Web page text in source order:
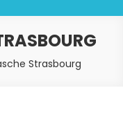
Strasbourg